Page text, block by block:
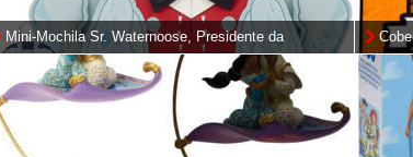
Mini-Mochila Sr. Waternoose, Presidente da
Monstros S.A. (Pixar)